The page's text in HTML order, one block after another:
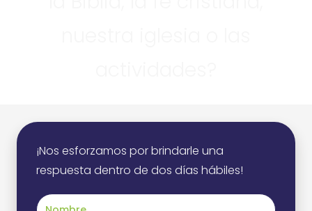
¡Nos esforzamos por brindarle una
respuesta dentro de dos días hábiles!